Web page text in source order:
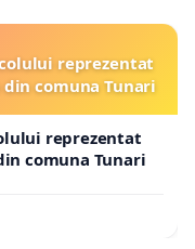
reprezentat
comuna Tunari
reprezentat
comuna Tunari